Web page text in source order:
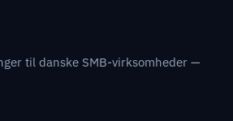
til danske SMB-virksomheder —